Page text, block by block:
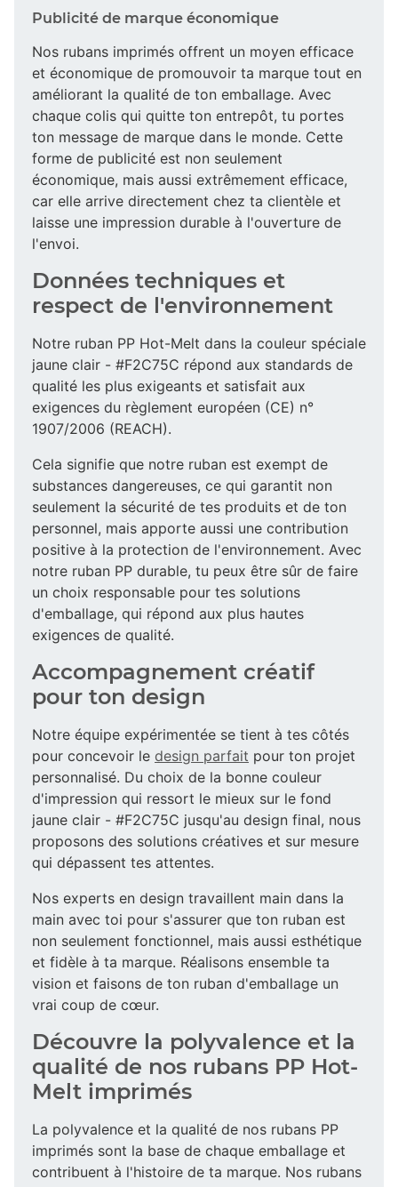
Publicité de marque économique
Nos rubans imprimés offrent un moyen efficace
et économique de promouvoir ta marque tout en
améliorant la qualité de ton emballage. Avec
chaque colis qui quitte ton entrepôt, tu portes
ton message de marque dans le monde. Cette
forme de publicité est non seulement
économique, mais aussi extrêmement efficace,
car elle arrive directement chez ta clientèle et
laisse une impression durable à l'ouverture de
l'envoi.
Données techniques et
respect de l'environnement
Notre ruban PP Hot-Melt dans la couleur spéciale
jaune clair - #F2C75C répond aux standards de
qualité les plus exigeants et satisfait aux
exigences du règlement européen (CE) n°
1907/2006 (REACH).
Cela signifie que notre ruban est exempt de
substances dangereuses, ce qui garantit non
seulement la sécurité de tes produits et de ton
personnel, mais apporte aussi une contribution
positive à la protection de l'environnement. Avec
notre ruban PP durable, tu peux être sûr de faire
un choix responsable pour tes solutions
d'emballage, qui répond aux plus hautes
exigences de qualité.
Accompagnement créatif
pour ton design
Notre équipe expérimentée se tient à tes côtés
pour concevoir le design parfait pour ton projet
personnalisé. Du choix de la bonne couleur
d'impression qui ressort le mieux sur le fond
jaune clair - #F2C75C jusqu'au design final, nous
proposons des solutions créatives et sur mesure
qui dépassent tes attentes.
Nos experts en design travaillent main dans la
main avec toi pour s'assurer que ton ruban est
non seulement fonctionnel, mais aussi esthétique
et fidèle à ta marque. Réalisons ensemble ta
vision et faisons de ton ruban d'emballage un
vrai coup de cœur.
Découvre la polyvalence et la
qualité de nos rubans PP Hot-
Melt imprimés
La polyvalence et la qualité de nos rubans PP
imprimés sont la base de chaque emballage et
contribuent à l'histoire de ta marque. Nos rubans